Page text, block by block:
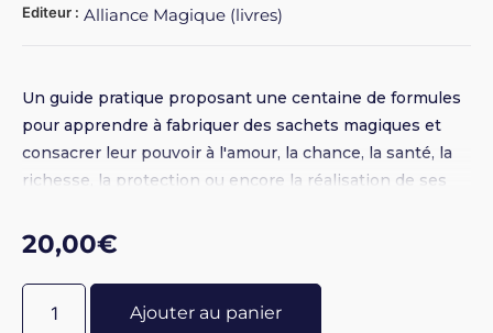
Editeur : Alliance Magique (livres)
Un guide pratique proposant une centaine de formules
pour apprendre à fabriquer des sachets magiques et
consacrer leur pouvoir à l'amour, la chance, la santé, la
richesse, la protection ou encore la réalisation de ses
20,00€
Ajouter au panier